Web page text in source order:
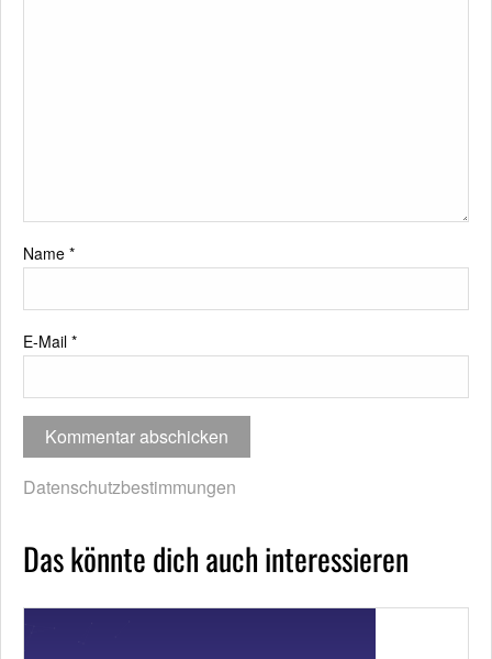
Name *
E-Mail *
Datenschutzbestimmungen
Das könnte dich auch interessieren